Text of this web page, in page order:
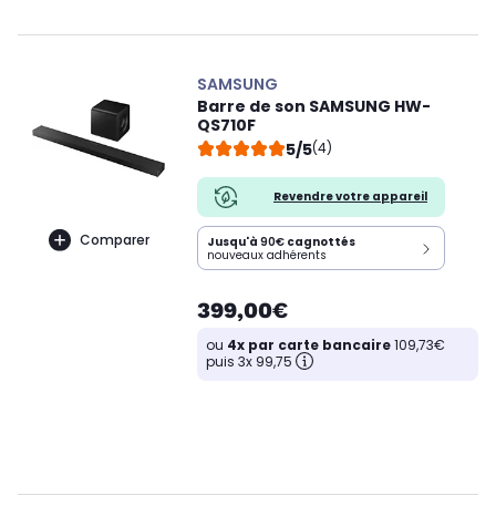
Comparer
SAMSUNG
Barre de son SAMSUNG HW-
QS710F
5/5(4)
Revendre votre appareil
Jusqu'à 90€ cagnottés
nouveaux adhérents
399,00€
ou 4x par carte bancaire109,73€
puis 3x 99,75